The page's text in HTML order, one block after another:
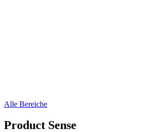
Alle Bereiche
Product Sense